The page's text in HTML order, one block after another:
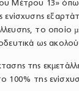
Μέτρου 13»
ενίσχυσης
το οποίο
ως
της
100% της